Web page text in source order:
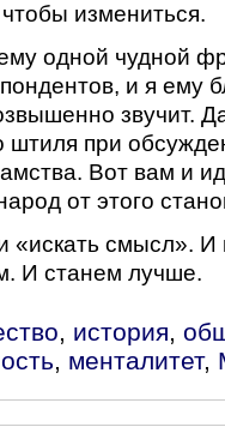
измениться.
одной чудной
и я ему
звучит.
при
Вот вам и
от этого
«искать смысл».
И станем лучше.
, история,
, менталитет,